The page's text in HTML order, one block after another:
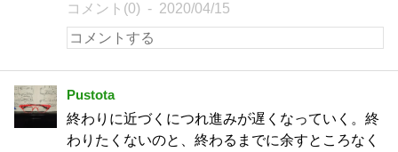
コメント(0) 2020/04/15
Pustota
終わりに近づくにつれ進みが遅くなっていく。終
わりたくないのと、終わるまでに余すところなく